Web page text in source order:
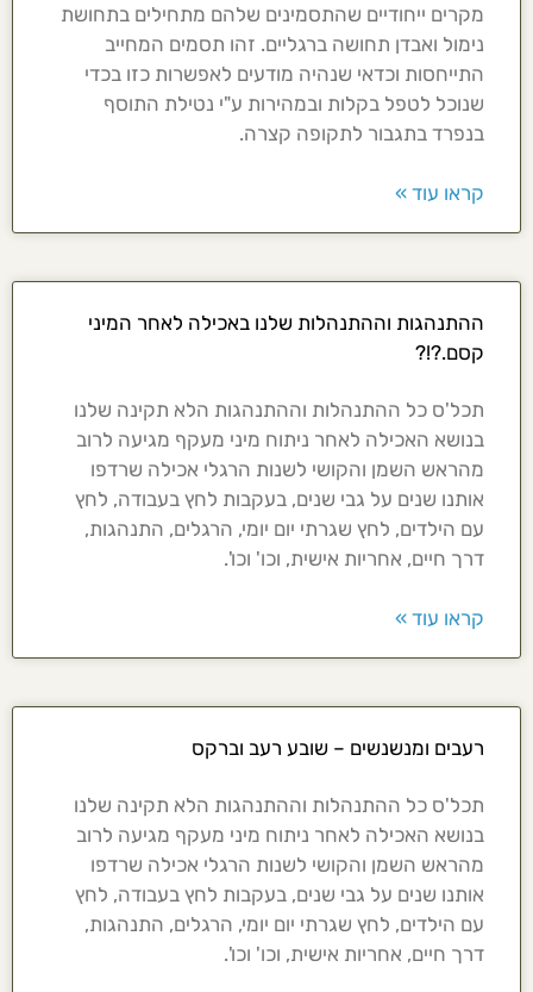
מקרים ייחודיים שהתסמינים שלהם מתחילים בתחושת
נימול ואבדן תחושה ברגליים. זהו תסמים המחייב
התייחסות וכדאי שנהיה מודעים לאפשרות כזו בכדי
שנוכל לטפל בקלות ובמהירות ע"י נטילת התוסף
בנפרד בתגבור לתקופה קצרה.
קראו עוד »
ההתנהגות וההתנהלות שלנו באכילה לאחר המיני
קסם.?!?
תכל'ס כל ההתנהלות וההתנהגות הלא תקינה שלנו
בנושא האכילה לאחר ניתוח מיני מעקף מגיעה לרוב
מהראש השמן והקושי לשנות הרגלי אכילה שרדפו
אותנו שנים על גבי שנים, בעקבות לחץ בעבודה, לחץ
עם הילדים, לחץ שגרתי יום יומי, הרגלים, התנהגות,
דרך חיים, אחריות אישית, וכו' וכו'.
קראו עוד »
רעבים ומנשנשים – שובע רעב וברקס
תכל'ס כל ההתנהלות וההתנהגות הלא תקינה שלנו
בנושא האכילה לאחר ניתוח מיני מעקף מגיעה לרוב
מהראש השמן והקושי לשנות הרגלי אכילה שרדפו
אותנו שנים על גבי שנים, בעקבות לחץ בעבודה, לחץ
עם הילדים, לחץ שגרתי יום יומי, הרגלים, התנהגות,
דרך חיים, אחריות אישית, וכו' וכו'.